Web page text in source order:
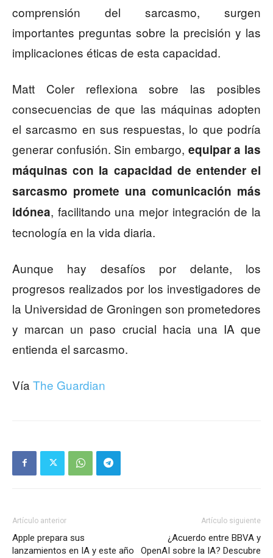
comprensión del sarcasmo, surgen
importantes preguntas sobre la precisión y las
implicaciones éticas de esta capacidad.
Matt Coler reflexiona sobre las posibles
consecuencias de que las máquinas adopten
el sarcasmo en sus respuestas, lo que podría
generar confusión. Sin embargo, equipar a las
máquinas con la capacidad de entender el
sarcasmo promete una comunicación más
idónea, facilitando una mejor integración de la
tecnología en la vida diaria.
Aunque hay desafíos por delante, los
progresos realizados por los investigadores de
la Universidad de Groningen son prometedores
y marcan un paso crucial hacia una IA que
entienda el sarcasmo.
Vía The Guardian
Artículo anterior
Apple prepara sus
lanzamientos en IA y este año
Artículo siguiente
¿Acuerdo entre BBVA y
OpenAI sobre la IA? Descubre